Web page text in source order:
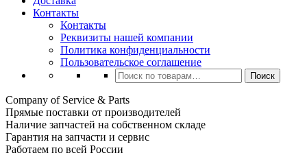
Контакты
Контакты
Реквизиты нашей компании
Политика конфиденциальности
Пользовательское соглашение
Искать:
Поиск
Company of Service & Parts
Прямые поставки от производителей
Наличие запчастей на собственном складе
Гарантия на запчасти и сервис
Работаем по всей России